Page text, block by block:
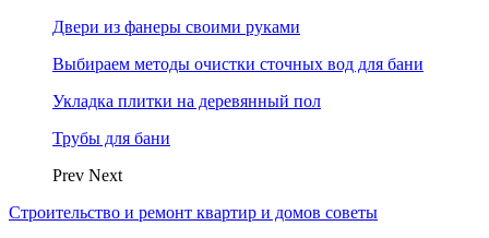
Двери из фанеры своими руками
Выбираем методы очистки сточных вод для бани
Укладка плитки на деревянный пол
Трубы для бани
Prev Next
Строительство и ремонт квартир и домов советы